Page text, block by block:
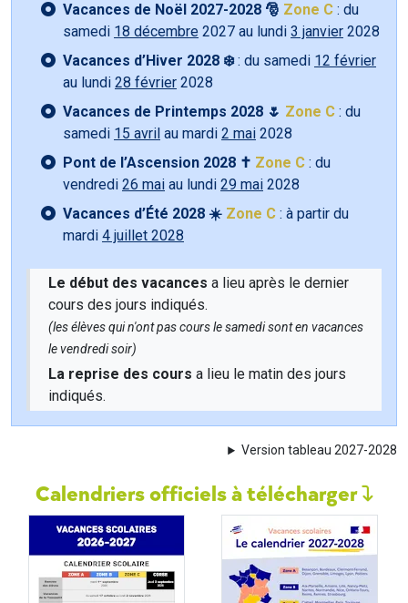
Vacances de Noël 2027-2028 🎅 Zone C : du
samedi 18 décembre 2027 au lundi 3 janvier 2028
Vacances d’Hiver 2028 ❄️: du samedi 12 février
au lundi 28 février 2028
Vacances de Printemps 2028 🌷 Zone C : du
samedi 15 avril au mardi 2 mai 2028
Pont de l’Ascension 2028 ✝️ Zone C : du
vendredi 26 mai au lundi 29 mai 2028
Vacances d’Été 2028 ☀️ Zone C : à partir du
mardi 4 juillet 2028
Le début des vacances a lieu après le dernier
cours des jours indiqués.
(les élèves qui n'ont pas cours le samedi sont en vacances
le vendredi soir)
La reprise des cours a lieu le matin des jours
indiqués.
Version tableau 2027-2028
Calendriers officiels à télécharger